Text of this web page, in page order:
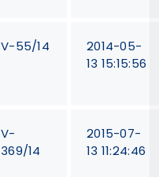
V-55/14
2014-05-
13 15:15:56
V-
369/14
2015-07-
13 11:24:46